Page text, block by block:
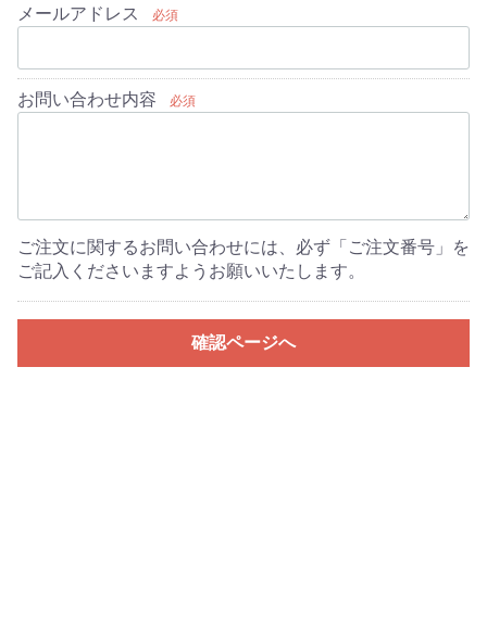
メールアドレス 必須
お問い合わせ内容 必須
ご注文に関するお問い合わせには、必ず「ご注文番号」を
ご記入くださいますようお願いいたします。
確認ページへ